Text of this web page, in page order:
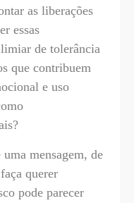
as liberações
essas
de tolerância
que contribuem
e uso
mensagem, de
querer
pode parecer